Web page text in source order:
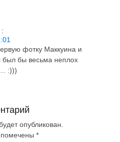
:
фотку Маккуина и
был бы весьма неплох
:)))
опубликован.
*